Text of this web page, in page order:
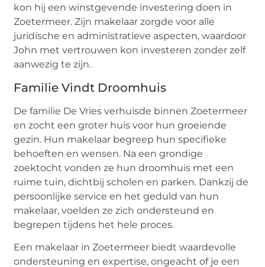
kon hij een winstgevende investering doen in
Zoetermeer. Zijn makelaar zorgde voor alle
juridische en administratieve aspecten, waardoor
John met vertrouwen kon investeren zonder zelf
aanwezig te zijn.
Familie Vindt Droomhuis
De familie De Vries verhuisde binnen Zoetermeer
en zocht een groter huis voor hun groeiende
gezin. Hun makelaar begreep hun specifieke
behoeften en wensen. Na een grondige
zoektocht vonden ze hun droomhuis met een
ruime tuin, dichtbij scholen en parken. Dankzij de
persoonlijke service en het geduld van hun
makelaar, voelden ze zich ondersteund en
begrepen tijdens het hele proces.
Een makelaar in Zoetermeer biedt waardevolle
ondersteuning en expertise, ongeacht of je een